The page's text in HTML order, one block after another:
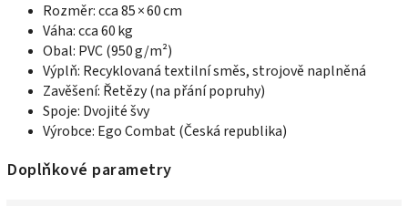
Rozměr: cca 85 × 60 cm
Váha: cca 60 kg
Obal: PVC (950 g/m²)
Výplň: Recyklovaná textilní směs, strojově naplněná
Zavěšení: Řetězy (na přání popruhy)
Spoje: Dvojité švy
Výrobce: Ego Combat (Česká republika)
Doplňkové parametry